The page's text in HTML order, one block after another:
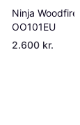
Ninja Woodfire
OO101EU
2.600 kr.